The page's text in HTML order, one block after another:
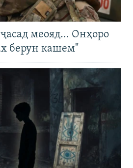
меояд… Онҳоро
берун кашем"